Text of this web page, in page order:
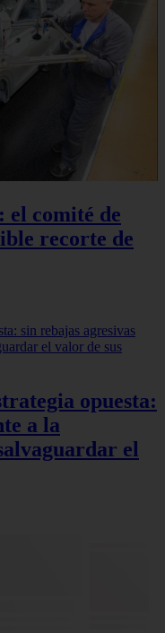
el comité de
recorte de
opuesta:
a la
el